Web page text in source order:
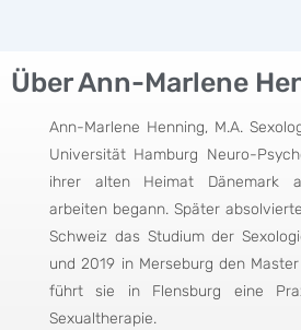
Über Ann-Marlene
Ann-Marlene Henning, M.A.
Universität Hamburg Neuro-
ihrer alten Heimat Dänemark
arbeiten begann. Später
Schweiz das Studium der
und 2019 in Merseburg den
führt sie in Flensburg eine
Sexualtherapie.